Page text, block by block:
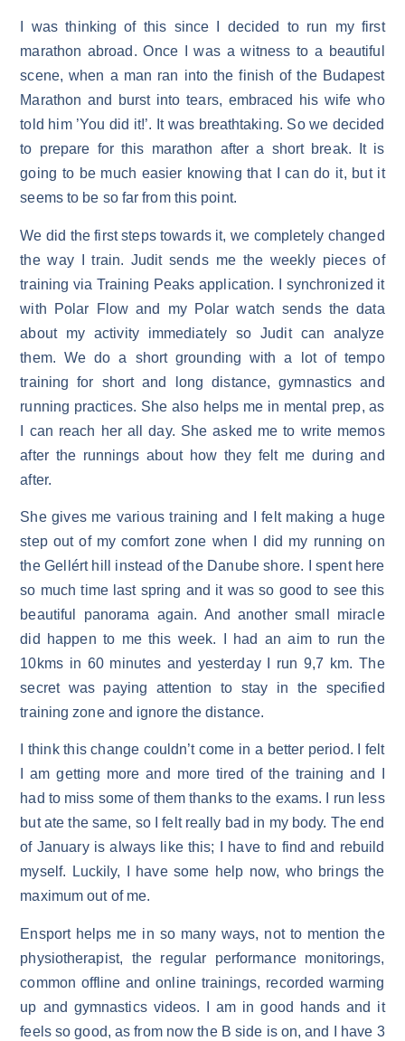
I was thinking of this since I decided to run my first
marathon abroad. Once I was a witness to a beautiful
scene, when a man ran into the finish of the Budapest
Marathon and burst into tears, embraced his wife who
told him ’You did it!’. It was breathtaking. So we decided
to prepare for this marathon after a short break. It is
going to be much easier knowing that I can do it, but it
seems to be so far from this point.
We did the first steps towards it, we completely changed
the way I train. Judit sends me the weekly pieces of
training via Training Peaks application. I synchronized it
with Polar Flow and my Polar watch sends the data
about my activity immediately so Judit can analyze
them. We do a short grounding with a lot of tempo
training for short and long distance, gymnastics and
running practices. She also helps me in mental prep, as
I can reach her all day. She asked me to write memos
after the runnings about how they felt me during and
after.
She gives me various training and I felt making a huge
step out of my comfort zone when I did my running on
the Gellért hill instead of the Danube shore. I spent here
so much time last spring and it was so good to see this
beautiful panorama again. And another small miracle
did happen to me this week. I had an aim to run the
10kms in 60 minutes and yesterday I run 9,7 km. The
secret was paying attention to stay in the specified
training zone and ignore the distance.
I think this change couldn’t come in a better period. I felt
I am getting more and more tired of the training and I
had to miss some of them thanks to the exams. I run less
but ate the same, so I felt really bad in my body. The end
of January is always like this; I have to find and rebuild
myself. Luckily, I have some help now, who brings the
maximum out of me.
Ensport helps me in so many ways, not to mention the
physiotherapist, the regular performance monitorings,
common offline and online trainings, recorded warming
up and gymnastics videos. I am in good hands and it
feels so good, as from now the B side is on, and I have 3